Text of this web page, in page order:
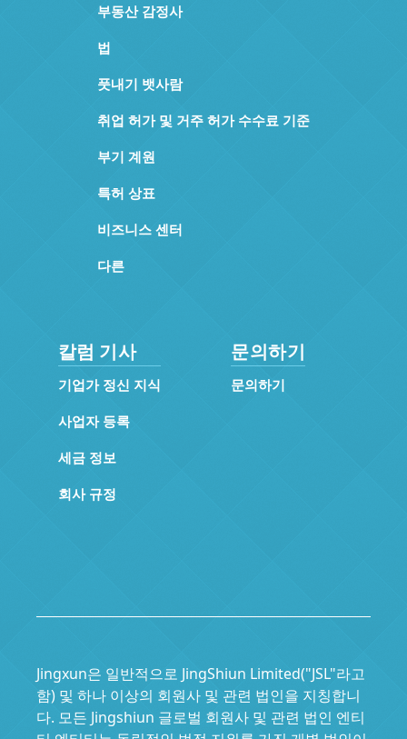
부동산 감정사
법
풋내기 뱃사람
취업 허가 및 거주 허가 수수료 기준
부기 계원
특허 상표
비즈니스 센터
다른
칼럼 기사
기업가 정신 지식
사업자 등록
세금 정보
회사 규정
문의하기
문의하기
Jingxun은 일반적으로 JingShiun Limited("JSL"라고
함) 및 하나 이상의 회원사 및 관련 법인을 지칭합니
다. 모든 Jingshiun 글로벌 회원사 및 관련 법인 엔티